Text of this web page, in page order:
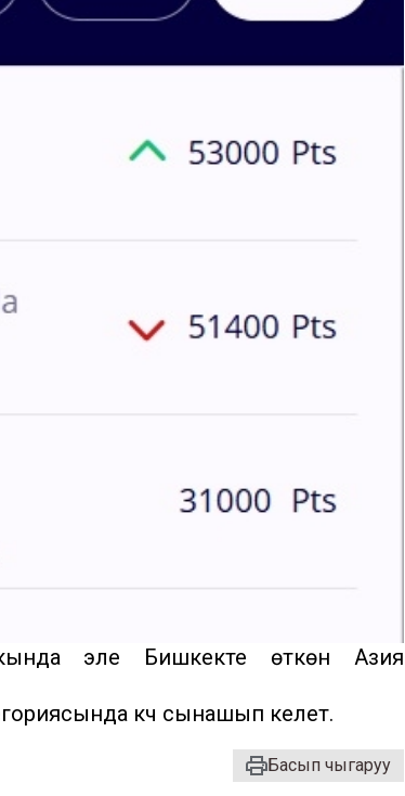
эле Бишкекте өткөн Азия
күч сынашып келет.
Басып чыгаруу